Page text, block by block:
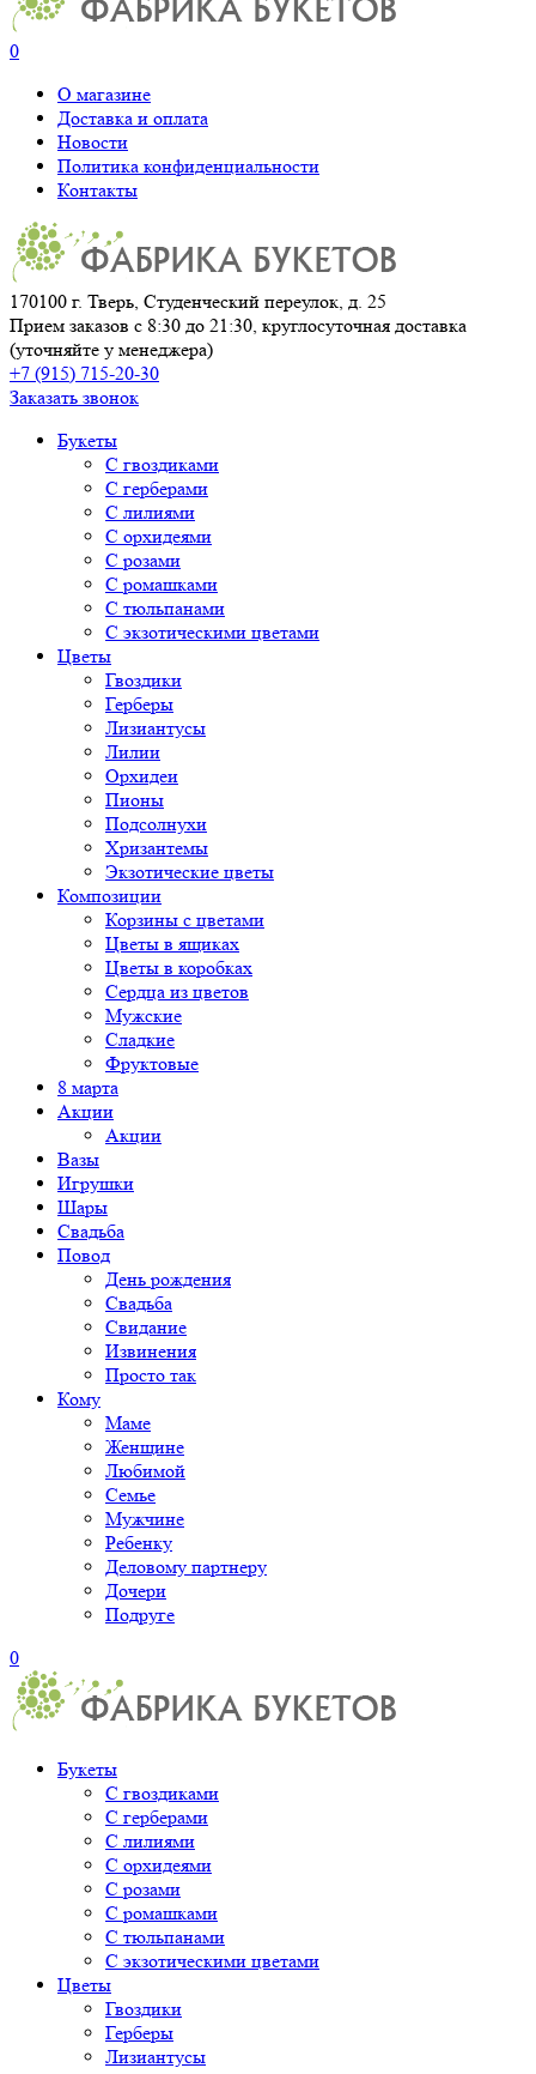
0
О магазине
Доставка и оплата
Новости
Политика конфиденциальности
Контакты
170100 г. Тверь, Студенческий переулок, д. 25
Прием заказов с 8:30 до 21:30, круглосуточная доставка
(уточняйте у менеджера)
+7 (915) 715-20-30
Заказать звонок
Букеты
С гвоздиками
С герберами
С лилиями
С орхидеями
С розами
С ромашками
С тюльпанами
С экзотическими цветами
Цветы
Гвоздики
Герберы
Лизиантусы
Лилии
Орхидеи
Пионы
Подсолнухи
Хризантемы
Экзотические цветы
Композиции
Корзины с цветами
Цветы в ящиках
Цветы в коробках
Сердца из цветов
Мужские
Сладкие
Фруктовые
8 марта
Акции
Акции
Вазы
Игрушки
Шары
Свадьба
Повод
День рождения
Свадьба
Свидание
Извинения
Просто так
Кому
Маме
Женщине
Любимой
Семье
Мужчине
Ребенку
Деловому партнеру
Дочери
Подруге
0
Букеты
С гвоздиками
С герберами
С лилиями
С орхидеями
С розами
С ромашками
С тюльпанами
С экзотическими цветами
Цветы
Гвоздики
Герберы
Лизиантусы